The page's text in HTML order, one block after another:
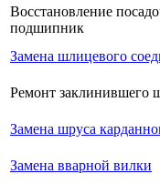
Восстановление
подшипник
Замена шлицевого
Ремонт заклинившего
Замена шруса
Замена вварной вилки